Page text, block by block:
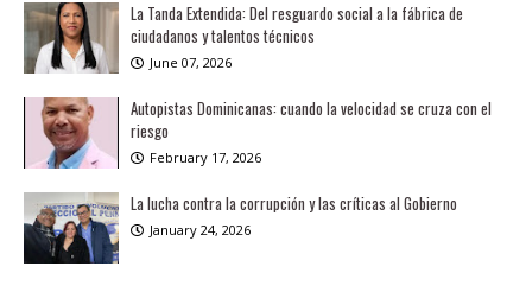
La Tanda Extendida: Del resguardo social a la fábrica de
ciudadanos y talentos técnicos
June 07, 2026
Autopistas Dominicanas: cuando la velocidad se cruza con el
riesgo
February 17, 2026
La lucha contra la corrupción y las críticas al Gobierno
January 24, 2026